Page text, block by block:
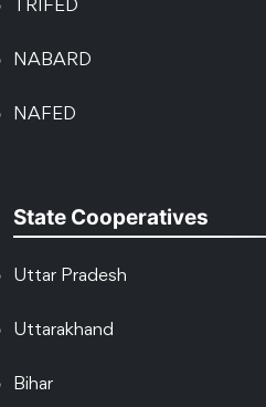
TRIFED
NABARD
NAFED
State Cooperatives
Uttar Pradesh
Uttarakhand
Bihar